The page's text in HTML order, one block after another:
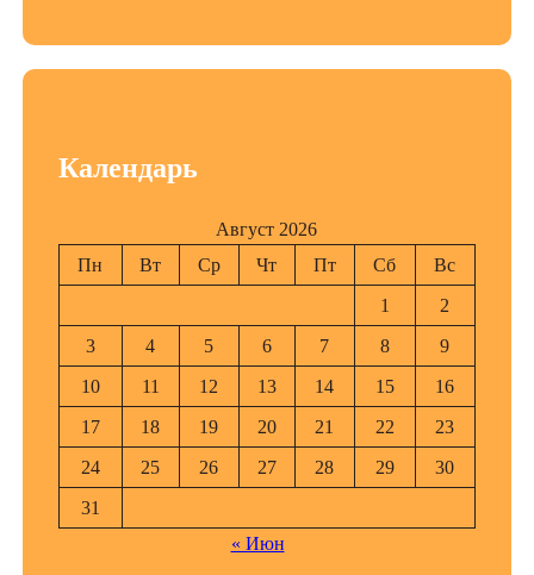
Календарь
Август 2026
Пн
Вт Ср Чт Пт Сб
Вс
1
2
3
4 5 6 7 8
9
10
11 12 13 14 15
16
17
18 19 20 21 22
23
24
25 26 27 28 29
30
31
« Июн